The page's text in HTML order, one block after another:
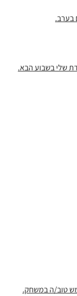
בערב.
שלי בשבוע הבא.
טוב/ה במשחק.